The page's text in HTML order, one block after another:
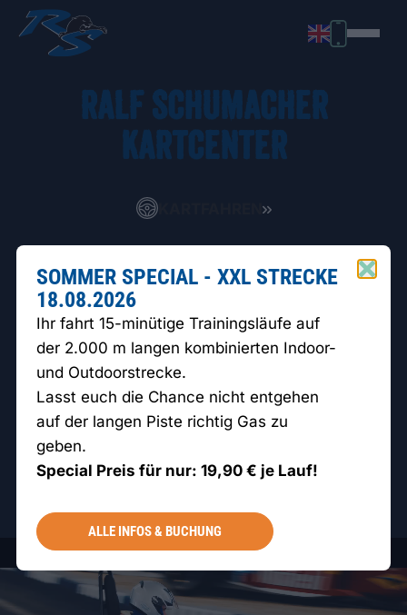
RALF SCHUMACHER
KARTCENTER
KARTFAHREN
EVENTS
KARTFAHREN BUCHEN
GRUPPE, EINZELFAHRT ODER KIND? ALLE INFOS
SOMMER SPECIAL - XXL STRECKE
18.08.2026
Ihr fahrt 15-minütige Trainingsläufe auf
der 2.000 m langen kombinierten Indoor-
und Outdoorstrecke.
Lasst euch die Chance nicht entgehen
auf der langen Piste richtig Gas zu
geben.
Special Preis für nur: 19,90 € je Lauf!
ALLE INFOS & BUCHUNG